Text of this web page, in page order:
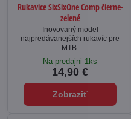
Rukavice SixSixOne Comp čierne-
zelené
Inovovaný model
najpredávanejších rukavíc pre
MTB.
Na predajni 1ks
14,90 €
Zobraziť